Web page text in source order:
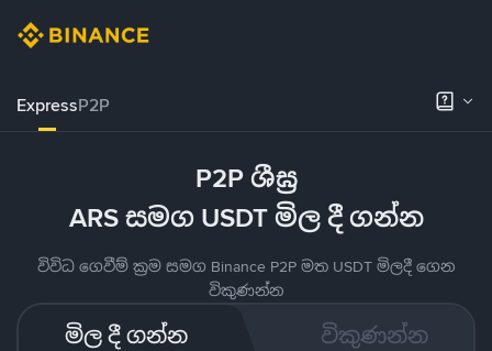
ExpressP2P
P2P ශීඝ්‍ර
ARS සමග USDT මිල දී ගන්න
විවිධ ගෙවීම් ක්‍රම සමග Binance P2P මත USDT මිලදී ගෙන
විකුණන්න
මිල දී ගන්න විකුණන්න